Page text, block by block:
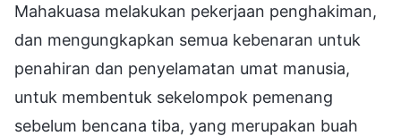
Mahakuasa melakukan pekerjaan penghakiman,
dan mengungkapkan semua kebenaran untuk
penahiran dan penyelamatan umat manusia,
untuk membentuk sekelompok pemenang
sebelum bencana tiba, yang merupakan buah